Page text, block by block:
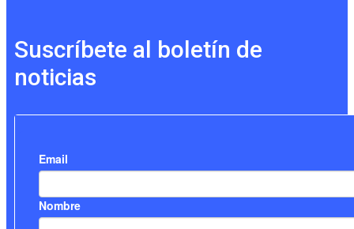
Suscríbete al boletín de
noticias